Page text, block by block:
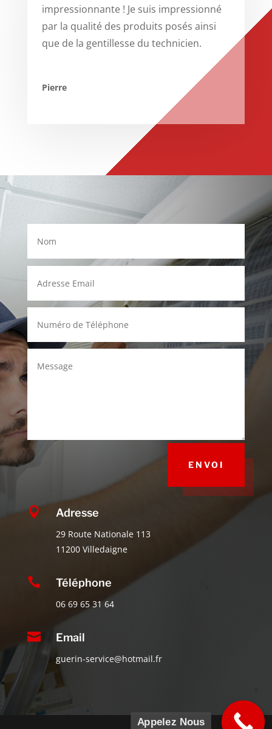
impressionnante ! Je suis impressionné
par la qualité des produits posés ainsi
que de la gentillesse du technicien.
Pierre
ENVOI
 Adresse
29 Route Nationale 113
11200 Villedaigne
 Téléphone
06 69 65 31 64
 Email
guerin-service@hotmail.fr
Appelez Nous